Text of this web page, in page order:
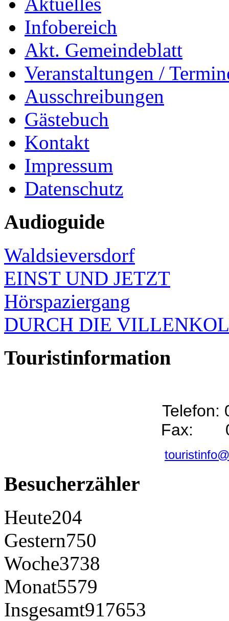
Infobereich
Akt. Gemeindeblatt
Veranstaltungen /
Ausschreibungen
Gästebuch
Kontakt
Impressum
Datenschutz
Audioguide
Waldsieversdorf
EINST UND JETZT
Hörspaziergang
DURCH DIE
Touristinformation
Telefon:
Fax:
Besucherzähler
Heute204
Gestern750
Woche3738
Monat5579
Insgesamt917653